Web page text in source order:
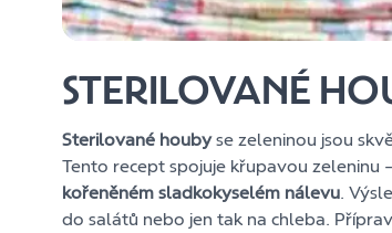
STERILOVANÉ
Sterilované houbyse zeleninou jsou
Tento recept spojuje křupavou zeleninu
kořeněném sladkokyselém nálevu.
do salátů nebo jen tak na chleba.